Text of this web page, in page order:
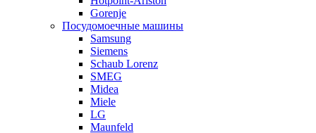
Gorenje
Посудомоечные машины
Samsung
Siemens
Schaub Lorenz
SMEG
Midea
Miele
LG
Maunfeld